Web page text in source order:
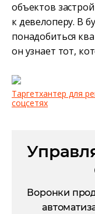
объектов
к девелоперу. В
понадобиться
он узнает тот,
Таргетхантер для
соцсетях
Воронки